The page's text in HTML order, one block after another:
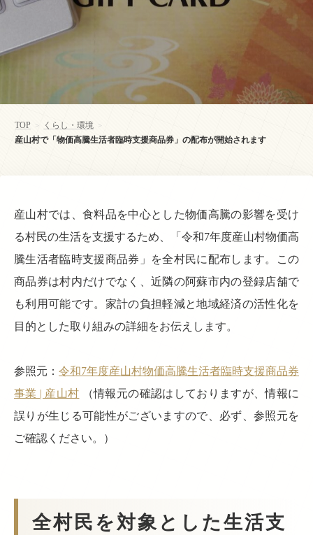
TOP > くらし・環境 >
産山村で「物価高騰生活者臨時支援商品券」の配布が開始されます
産山村では、食料品を中心とした物価高騰の影響を受け
る村民の生活を支援するため、「令和7年度産山村物価高
騰生活者臨時支援商品券」を全村民に配布します。この
商品券は村内だけでなく、近隣の阿蘇市内の登録店舗で
も利用可能です。家計の負担軽減と地域経済の活性化を
目的とした取り組みの詳細をお伝えします。
参照元： 令和7年度産山村物価高騰生活者臨時支援商品券
事業 | 産山村 （情報元の確認はしておりますが、情報に
誤りが生じる可能性がございますので、必ず、参照元を
ご確認ください。）
全村民を対象とした生活支